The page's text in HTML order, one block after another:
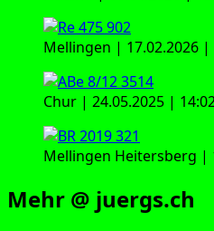
Mellingen | 17.02.2026 |
Chur | 24.05.2025 |
Mellingen Heitersberg |
Mehr @ juergs.ch